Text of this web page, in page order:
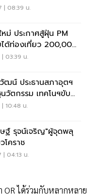
| 08:39 น.
หม่ ประกาศสู้ฝุ่น PM
ด้ท่องเที่ยว 200,000
| 03:39 น.
สภาอุตฯ
วัตกรรม เทคโนฯขับ
10:48 น.
ฐ์ รุจน์เจริญ"ผู้จุดพลุ
โคราช
| 04:13 น.
ได้ร่วมกับหลากหลาย